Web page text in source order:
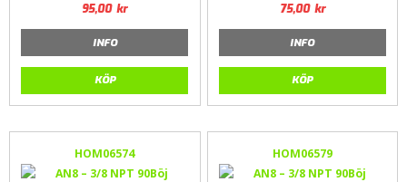
95,00 kr
INFO
KÖP
75,00 kr
INFO
KÖP
HOM06574 HOM06579